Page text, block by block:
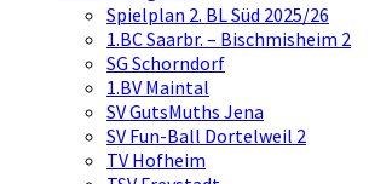
Spielplan 2. BL Süd 2025/26
1.BC Saarbr. – Bischmisheim 2
SG Schorndorf
1.BV Maintal
SV GutsMuths Jena
SV Fun-Ball Dortelweil 2
TV Hofheim